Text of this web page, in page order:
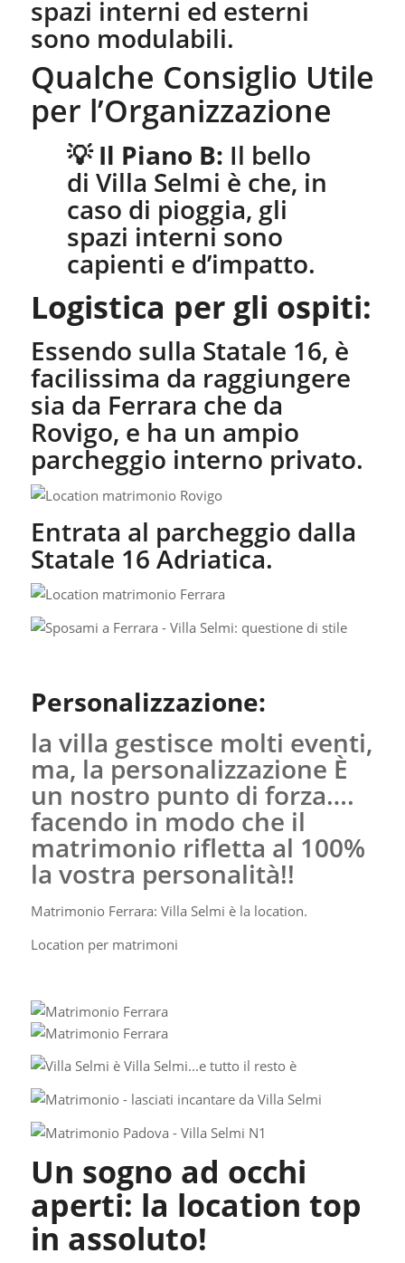
spazi interni ed esterni
sono modulabili.
​Qualche Consiglio Utile
per l’Organizzazione
​💡Il Piano B: Il bello
di Villa Selmi è che, in
caso di pioggia, gli
spazi interni sono
capienti e d’impatto.
Logistica per gli ospiti:
Essendo sulla Statale 16, è
facilissima da raggiungere
sia da Ferrara che da
Rovigo, e ha un ampio
parcheggio interno privato.
Entrata al parcheggio dalla
Statale 16 Adriatica.
Personalizzazione:
la villa gestisce molti eventi,
ma, la personalizzazione È
un nostro punto di forza….
facendo in modo che il
matrimonio rifletta al 100%
la vostra personalità!!
Matrimonio Ferrara: Villa Selmi è la location.
Location per matrimoni
Un sogno ad occhi
aperti: la location top
in assoluto!